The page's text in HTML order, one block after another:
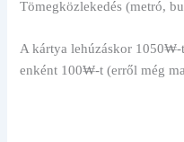
Tömegközlekedés (metró,
A kártya lehúzáskor
enként 100₩-t (erről még